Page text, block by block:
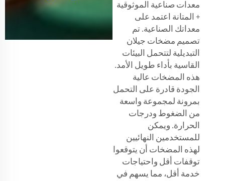
معدات صناعية الموثوقية
+ المتانة اعتمد على
معداتك الصناعية. تم
تصميم مضخات جيلان
التبديلية لتتحمل البيئات
القاسية بأداء طويل الأمد.
هذه المضخات عالية
الجودة قادرة على التحمل
بمرونة لمجموعة واسعة
من الضغوط ودرجات
الحرارة. ويمكن
للمستخدمين النهائيين
لهذه المضخات أن يتوقعوا
توقفات أقل واحتياجات
خدمة أقل، مما يسهم في